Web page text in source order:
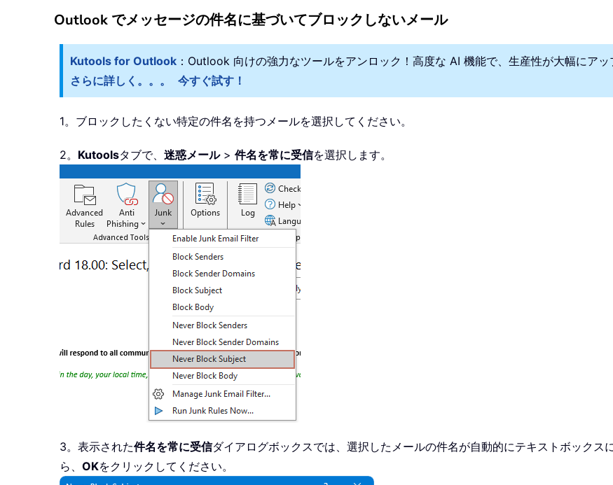
Outlook でメッセージの件名に基づいてブロックしないメール
Kutools for Outlook ：Outlook 向けの強力なツールをアンロック！高度な AI 機能で、生産性が大幅にアッ
さらに詳しく。。。
今すぐ試す！
1。ブロックしたくない特定の件名を持つメールを選択してください。
2。 Kutoolsタブで、 迷惑メール> 件名を常に受信を選択します。
3。表示された件名を常に受信ダイアログボックスでは、選択したメールの件名が自動的にテキストボックス
ら、 OKをクリックしてください。